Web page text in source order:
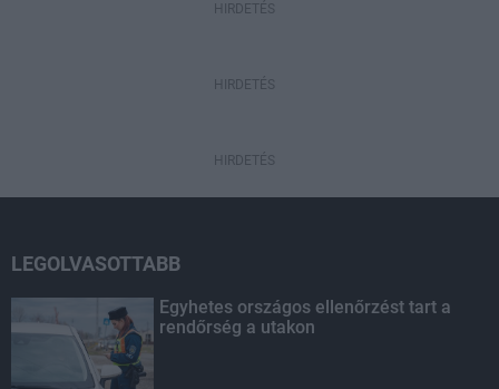
HIRDETÉS
HIRDETÉS
HIRDETÉS
LEGOLVASOTTABB
Egyhetes országos ellenőrzést tart a
rendőrség a utakon